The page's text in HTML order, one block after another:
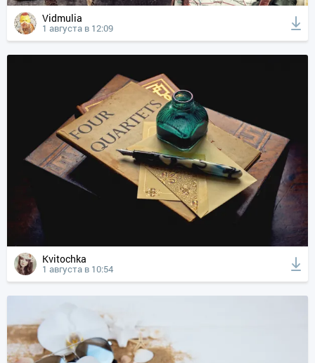
Vidmulia
1 августа в 12:09
Kvitochka
1 августа в 10:54